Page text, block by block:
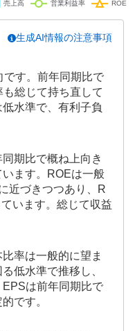
生成AI情報の注意事項
す。前年同期比で
総じて持ち直して
水準で、有利子負
期比で概ね上向き
ます。ROEは一般
近づきつつあり、R
います。総じて収益
率は一般的に望ま
低水準で推移し、
は前年同期比で
です。